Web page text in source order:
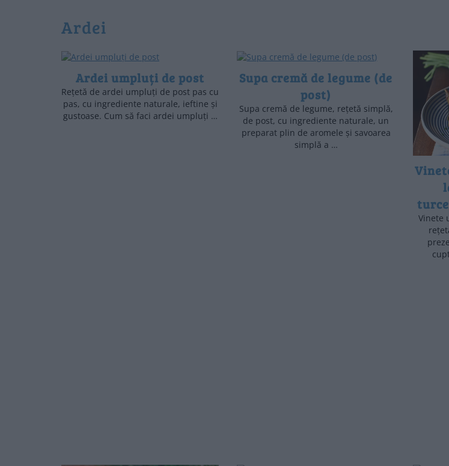
ardei
Ardei umpluți de post
Rețetă de ardei umpluți de post pas cu
pas, cu ingrediente naturale, ieftine și
gustoase. Cum să faci ardei umpluți …
Supa cremă de legume (de
post)
Supa cremă de legume, rețetă simplă,
de post, cu ingrediente naturale, un
preparat plin de aromele și savoarea
simplă a …
Vinete